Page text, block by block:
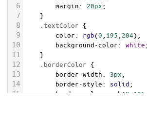
6 margin: 20px;
7 }
8 .textColor {
9 color: rgb(0 195 204);
10 background-color: white;
11 }
12 .borderColor {
13 border-width: 3px;
14 border-style: solid;
15 border-color: rgb(0,195